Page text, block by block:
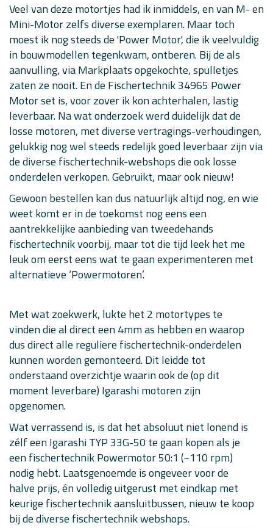
Veel van deze motortjes had ik inmiddels, en van M- en
Mini-Motor zelfs diverse exemplaren. Maar toch
moest ik nog steeds de 'Power Motor', die ik veelvuldig
in bouwmodellen tegenkwam, ontberen. Bij de als
aanvulling, via Markplaats opgekochte, spulletjes
zaten ze nooit. En de Fischertechnik 34965 Power
Motor set is, voor zover ik kon achterhalen, lastig
leverbaar. Na wat onderzoek werd duidelijk dat de
losse motoren, met diverse vertragings-verhoudingen,
gelukkig nog wel steeds redelijk goed leverbaar zijn via
de diverse fischertechnik-webshops die ook losse
onderdelen verkopen. Gebruikt, maar ook nieuw!
Gewoon bestellen kan dus natuurlijk altijd nog, en wie
weet komt er in de toekomst nog eens een
aantrekkelijke aanbieding van tweedehands
fischertechnik voorbij, maar tot die tijd leek het me
leuk om eerst eens wat te gaan experimenteren met
alternatieve ‘Powermotoren’.
Met wat zoekwerk, lukte het 2 motortypes te
vinden die al direct een 4mm as hebben en waarop
dus direct alle reguliere fischertechnik-onderdelen
kunnen worden gemonteerd. Dit leidde tot
onderstaand overzichtje waarin ook de (op dit
moment leverbare) Igarashi motoren zijn
opgenomen.
Wat verrassend is, is dat het absoluut niet lonend is
zélf een Igarashi TYP 33G-50 te gaan kopen als je
een fischertechnik Powermotor 50:1 (~110 rpm)
nodig hebt. Laatsgenoemde is ongeveer voor de
halve prijs, én volledig uitgerust met eindkap met
keurige fischertechnik aansluitbussen, nieuw te koop
bij de diverse fischertechnik webshops.